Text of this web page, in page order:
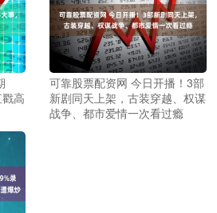
高
可靠股票配资网 今日开播！3部
新剧同天上架，古装穿越、权谋
战争、都市爱情一次看过瘾